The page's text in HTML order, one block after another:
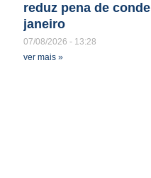
reduz pena de
janeiro
07/08/2026 13:28
ver mais »